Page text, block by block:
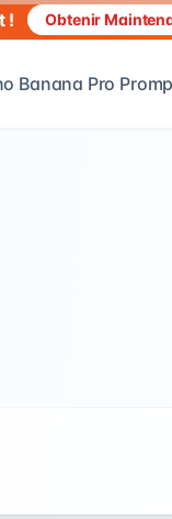
! Obtenir
Banana Pro